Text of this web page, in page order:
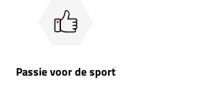
Passie voor de sport